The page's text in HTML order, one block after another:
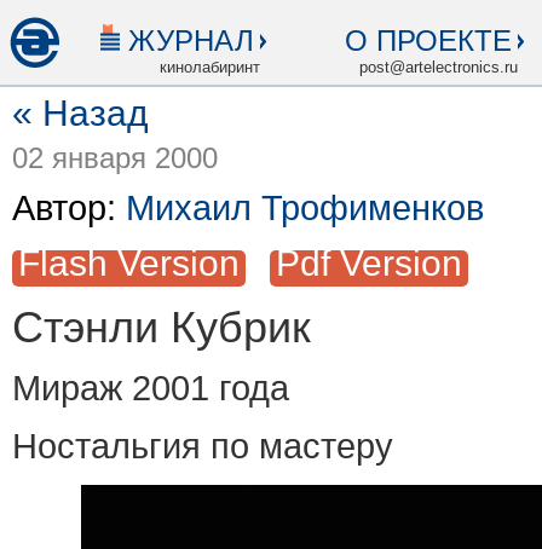
ЖУРНАЛ
кинолабиринт
О ПРОЕКТЕ
post@artelectronics.ru
« Назад
02 января 2000
Автор: Михаил Трофименков
Flash Version Pdf Version
Стэнли Кубрик
Мираж 2001 года
Ностальгия по мастеру